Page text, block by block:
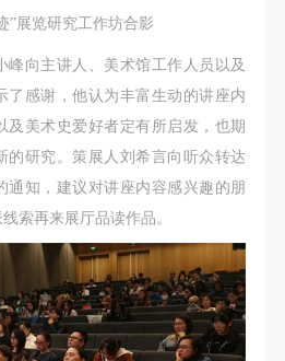
”展览研究工作坊合影
峰向主讲人、美术馆工作人员以及
了感谢，他认为丰富生动的讲座内
及美术史爱好者定有所启发，也期
的研究。策展人刘希言向听众转达
通知，建议对讲座内容感兴趣的朋
索再来展厅品读作品。